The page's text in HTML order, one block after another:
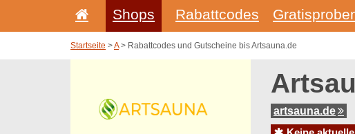
Shops Rabattcodes
Startseite >A> Rabattcodes und Gutscheine bis Artsauna.de
artsauna.de